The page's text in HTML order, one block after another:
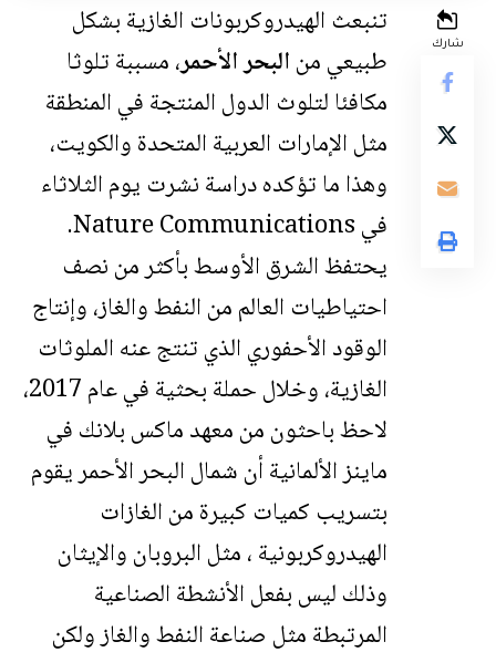
شارك
تنبعث الهيدروكربونات الغازية بشكل
طبيعي منالبحر الأحمر، مسببة تلوثا
مكافئا لتلوث الدول المنتجة في المنطقة
مثل الإمارات العربية المتحدة والكويت،
وهذا ما تؤكده دراسة نشرت يوم الثلاثاء
في Nature Communications.
يحتفظ الشرق الأوسط بأكثر من نصف
احتياطيات العالم من النفط والغاز، وإنتاج
الوقود الأحفوري الذي تنتج عنه الملوثات
الغازية، وخلال حملة بحثية في عام 2017،
لاحظ باحثون من معهد ماكس بلانك في
ماينز الألمانية أن شمال البحر الأحمر يقوم
بتسريب كميات كبيرة من الغازات
الهيدروكربونية ، مثل البروبان والإيثان
وذلك ليس بفعل الأنشطة الصناعية
المرتبطة مثل صناعة النفط والغاز ولكن